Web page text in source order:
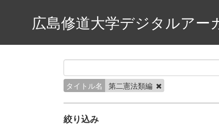
広島修道大学デジタルアー
タイトル名 第二憲法類編
絞り込み